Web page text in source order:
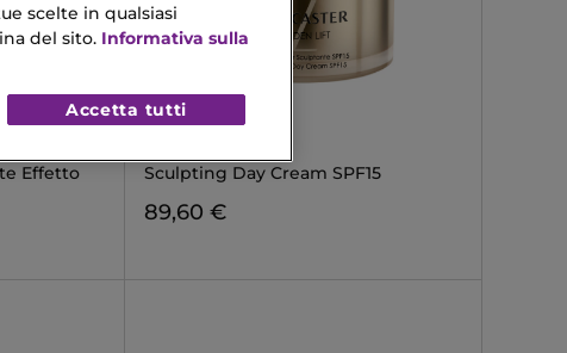
Effetto
LANCASTER
Sculpting Day Cream SPF15
89,60 €
scelte in qualsiasi
del sito. Informativa sulla
Accetta tutti